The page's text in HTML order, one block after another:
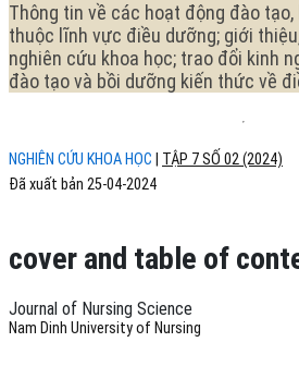
Thông tin về các hoạt động đào tạo,
thuộc lĩnh vực điều dưỡng; giới
nghiên cứu khoa học; trao đổi kinh
đào tạo và bồi dưỡng kiến thức về
NGHIÊN CỨU KHOA HỌC TẬP 7 SỐ 02 (2024)
cover and table of
Đã xuất bản 25-04-2024
Journal of Nursing Science
Nam Dinh University of Nursing